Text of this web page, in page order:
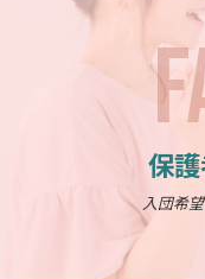
保
入団希